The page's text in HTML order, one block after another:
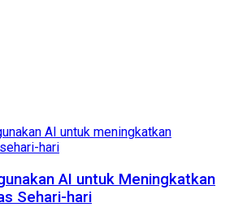
AI untuk Meningkatkan
Sehari-hari